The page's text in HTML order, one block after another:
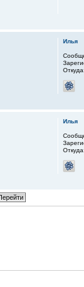
Илья
Откуда:
Илья
Откуда: